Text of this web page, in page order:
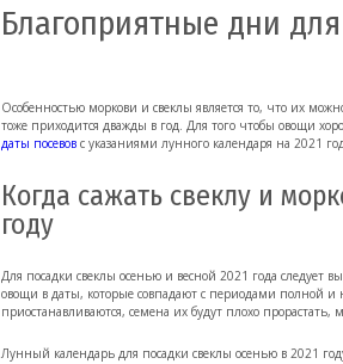
Благоприятные дни
Особенностью моркови и свеклы является то, что их
тоже приходится дважды в год. Для того чтобы овощи
даты посевов с указаниями лунного календаря на 2021
Когда сажать свеклу и
году
Для посадки свеклы осенью и весной 2021 года
овощи в даты, которые совпадают с периодами полной и
приостанавливаются, семена их будут плохо прорастать,
Лунный календарь для посадки свеклы осенью в 2021